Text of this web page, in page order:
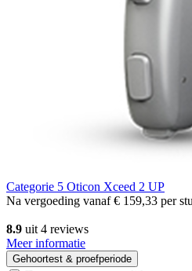
Categorie 5 Oticon Xceed 2 UP
Na vergoeding vanaf€ 159,33 per
8.9 uit 4 reviews
Meer informatie
Gehoortest & proefperiode